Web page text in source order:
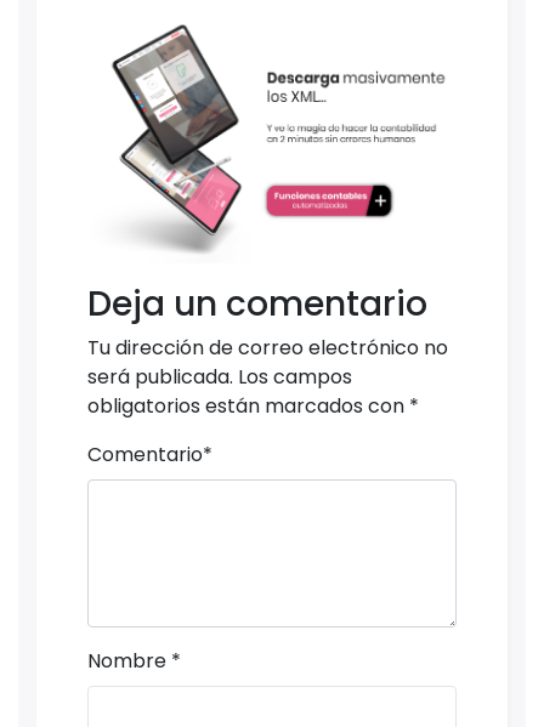
Deja un comentario
Tu dirección de correo electrónico no
será publicada. Los campos
obligatorios están marcados con *
Comentario*
Nombre *